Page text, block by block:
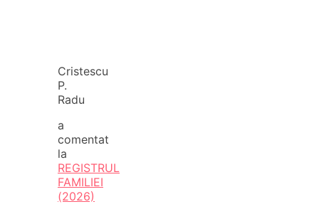
Cristescu
P.
Radu
a
comentat
la
REGISTRUL
FAMILIEI
(2026)